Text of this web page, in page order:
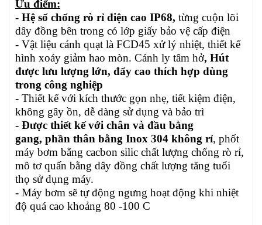
Ưu điểm:
- Hệ số chống rò rỉ điện cao IP68, từng cuộn lõi
dây đồng bên trong có lớp giấy bảo vệ cấp điện
- Vật liệu cánh quạt là FCD45 xử lý nhiệt, thiết kế
hình xoáy giảm hao mòn. Cánh ly tâm hở, Hút
được lưu lượng lớn, đẩy cao thích hợp dùng
trong công nghiệp
- Thiết kế với kích thước gọn nhẹ, tiết kiệm điện,
không gây ồn, dễ dàng sử dụng và bảo trì
- Được thiết kế với chân và đầu bằng
gang, phần thân bằng Inox 304 không rỉ, phốt
máy bơm bằng cacbon silic chất lượng chống rò rỉ,
mô tơ quấn bằng dây đồng chất lượng tăng tuổi
thọ sử dụng máy.
- Máy bơm sẽ tự động ngưng hoạt động khi nhiệt
độ quá cao khoảng 80 -100 C